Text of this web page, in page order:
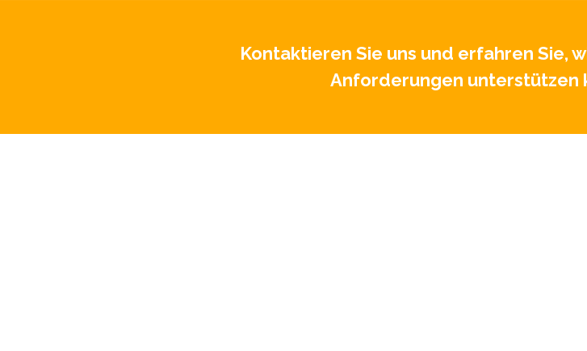
Kontaktieren Sie uns und erfahren Sie,
Anforderungen unterstützen